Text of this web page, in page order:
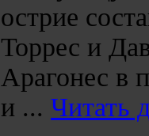
острие
Торрес и
Арагонес в
и ... Читать